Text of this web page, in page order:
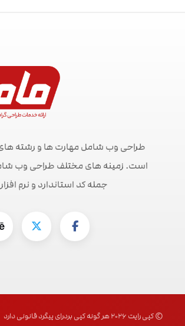
طراحی وب شامل مهارت ها و رشته
است. زمینه های مختلف طراحی وب
جمله کد استاندارد و نرم
© کپی رایت ۲۰۲۶ هر گونه کپی بردرای پیگرد قانونی دارد